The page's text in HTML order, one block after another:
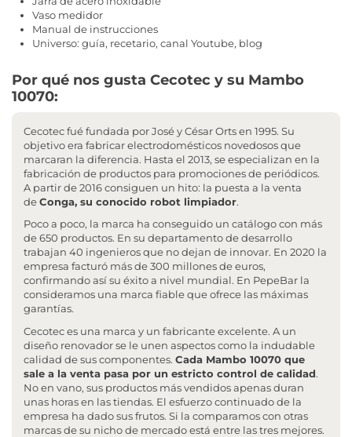
Vaso medidor
Manual de instrucciones
Universo: guía, recetario, canal Youtube, blog
Por qué nos gusta Cecotec y su Mambo
10070:
Cecotec fué fundada por José y César Orts en 1995. Su
objetivo era fabricar electrodomésticos novedosos que
marcaran la diferencia. Hasta el 2013, se especializan en la
fabricación de productos para promociones de periódicos.
A partir de 2016 consiguen un hito: la puesta a la venta
deConga, su conocido robot limpiador.
Poco a poco, la marca ha conseguido un catálogo con más
de 650 productos. En su departamento de desarrollo
trabajan 40 ingenieros que no dejan de innovar. En 2020 la
empresa facturó más de 300 millones de euros,
confirmando así su éxito a nivel mundial. En PepeBar la
consideramos una marca fiable que ofrece las máximas
garantías.
Cecotec es una marca y un fabricante excelente. A un
diseño renovador se le unen aspectos como la indudable
calidad de sus componentes. Cada Mambo 10070 que
sale a la venta pasa por un estricto control de calidad.
No en vano, sus productos más vendidos apenas duran
unas horas en las tiendas. El esfuerzo continuado de la
empresa ha dado sus frutos. Si la comparamos con otras
marcas de su nicho de mercado está entre las tres mejores.